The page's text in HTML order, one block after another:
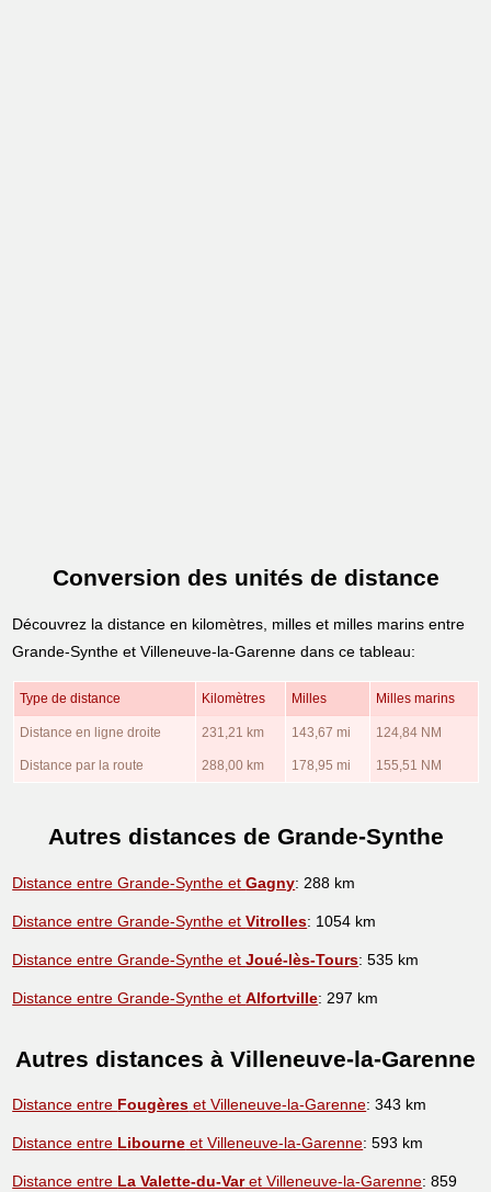
Conversion des unités de distance
Découvrez la distance en kilomètres, milles et milles marins entre
Grande-Synthe et Villeneuve-la-Garenne dans ce tableau:
Type de distance Kilomètres Milles Milles marins
Distance en ligne droite 231,21 km 143,67 mi 124,84 NM
Distance par la route 288,00 km 178,95 mi 155,51 NM
Autres distances de Grande-Synthe
Distance entre Grande-Synthe etGagny: 288 km
Distance entre Grande-Synthe etVitrolles: 1054 km
Distance entre Grande-Synthe etJoué-lès-Tours: 535 km
Distance entre Grande-Synthe etAlfortville: 297 km
Autres distances à Villeneuve-la-Garenne
Distance entre Fougères et Villeneuve-la-Garenne: 343 km
Distance entre Libourne et Villeneuve-la-Garenne: 593 km
Distance entre La Valette-du-Varet Villeneuve-la-Garenne: 859